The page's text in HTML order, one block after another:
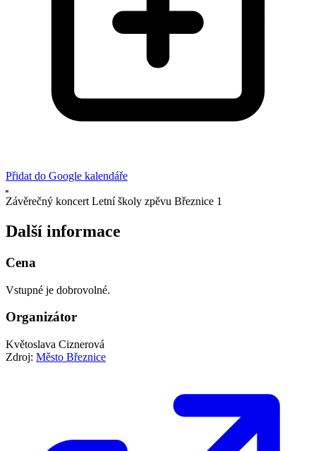
Přidat do Google kalendáře
Závěrečný koncert Letní školy zpěvu Březnice 1
Další informace
Cena
Vstupné je dobrovolné.
Organizátor
Květoslava Ciznerová
Zdroj: Město Březnice